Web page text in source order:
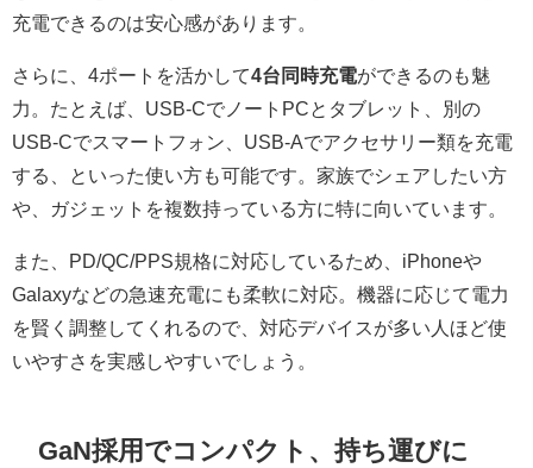
充電できるのは安心感があります。
さらに、4ポートを活かして4台同時充電ができるのも魅
力。たとえば、USB-CでノートPCとタブレット、別の
USB-Cでスマートフォン、USB-Aでアクセサリー類を充電
する、といった使い方も可能です。家族でシェアしたい方
や、ガジェットを複数持っている方に特に向いています。
また、PD/QC/PPS規格に対応しているため、iPhoneや
Galaxyなどの急速充電にも柔軟に対応。機器に応じて電力
を賢く調整してくれるので、対応デバイスが多い人ほど使
いやすさを実感しやすいでしょう。
GaN採用でコンパクト、持ち運びに